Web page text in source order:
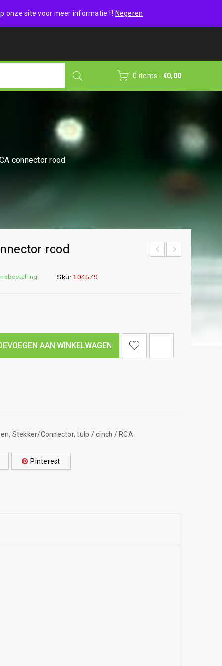
onze site voor meer informatie !!! Negeren
Wishlist (0)
0 items - €0,00
connector rood
rood
Sku: 104579
AAN WINKELWAGEN
, Stekker/Connector,tulp / cinch / RCA
Pinterest